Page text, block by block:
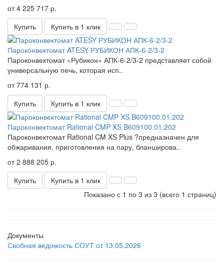
от 4 225 717 р.
Купить
Купить в 1 клик
Пароконвектомат ATESY РУБИКОН АПК-6-2/3-2
Пароконвектомат «Рубикон» АПК-6-2/3-2 представляет собой
универсальную печь, которая исп..
от 774 131 р.
Купить
Купить в 1 клик
Пароконвектомат Rational CMP XS B609100.01.202
Пароконвектомат Rational CM XS Plus ?предназначен для
обжаривания, приготовления на пару, бланширова..
от 2 888 205 р.
Купить
Купить в 1 клик
Показано с 1 по 3 из 3 (всего 1 страниц)
Документы
Свобная ведомость СОУТ от 13.05.2026